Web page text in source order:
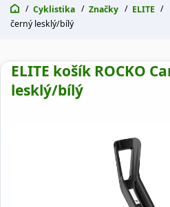
Cyklistika Značky ELITE
černý lesklý/bílý
ELITE košík ROCKO
lesklý/bílý